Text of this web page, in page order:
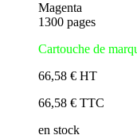
Magenta
1300 pages
Cartouche de
66,58 € HT
66,58 € TTC
en stock